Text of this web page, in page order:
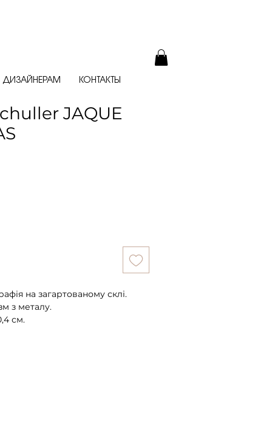
ДИЗАЙНЕРАМ КОНТАКТЫ
JAQUE
на загартованому склі.
з металу.
см.